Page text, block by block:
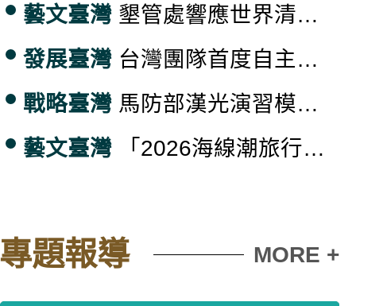
藝文臺灣 墾管處響應世界清潔日 淨灘送海龜抱枕開放報名
發展臺灣 台灣團隊首度自主啟航北極 探極端氣候、海洋環流
戰略臺灣 馬防部漢光演習模擬設施遭敵襲擾 驗證應變能力
藝文臺灣
「2026海線潮旅行」開放報名 五大遊程漫遊漁村風光
專題報導 MORE +